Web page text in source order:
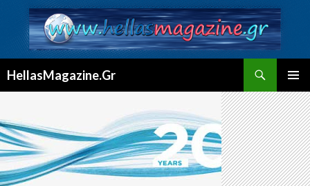
HellasMagazine.Gr
ΚΎΡΙΟ
ΜΕΝΟΎ